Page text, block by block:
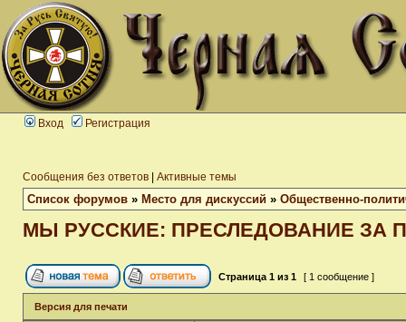
Вход Регистрация
Сообщения без ответов Активные темы
Список форумов » Место для дискуссий » Общественно-
МЫ РУССКИЕ: ПРЕСЛЕДОВАНИЕ
Страница 1 из 1 [ 1 сообщение ]
Версия для печати